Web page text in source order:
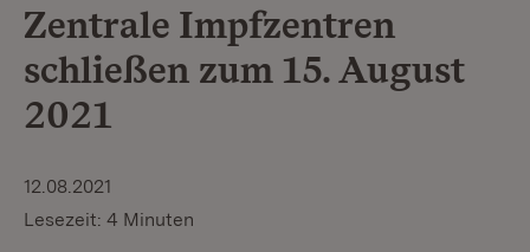
Zentrale Impfzentren
schließen zum 15. August
2021
12.08.2021
Lesezeit: 4 Minuten